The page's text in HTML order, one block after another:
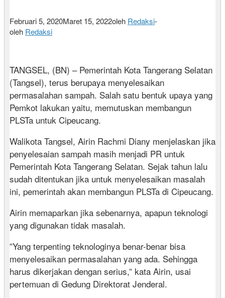
Februari 5, 2020Maret 15, 2022oleh Redaksi-
oleh Redaksi
TANGSEL, (BN) – Pemerintah Kota Tangerang Selatan
(Tangsel), terus berupaya menyelesaikan
permasalahan sampah. Salah satu bentuk upaya yang
Pemkot lakukan yaitu, memutuskan membangun
PLSTa untuk Cipeucang.
Walikota Tangsel, Airin Rachmi Diany menjelaskan jika
penyelesaian sampah masih menjadi PR untuk
Pemerintah Kota Tangerang Selatan. Sejak tahun lalu
sudah ditentukan jika untuk menyelesaikan masalah
ini, pemerintah akan membangun PLSTa di Cipeucang.
Airin memaparkan jika sebenarnya, apapun teknologi
yang digunakan tidak masalah.
”Yang terpenting teknologinya benar-benar bisa
menyelesaikan permasalahan yang ada. Sehingga
harus dikerjakan dengan serius,” kata Airin, usai
pertemuan di Gedung Direktorat Jenderal.